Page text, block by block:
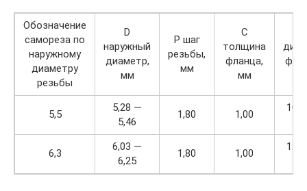
Обозначение
самореза по
наружному
диаметру
резьбы
D
наружный
диаметр,
мм
P шаг
резьбы,
мм
C
толщина
фланца,
мм
5,5
5,28 —
5,46
1,80 1,00
6,3
6,03 —
6,25
1,80 1,00